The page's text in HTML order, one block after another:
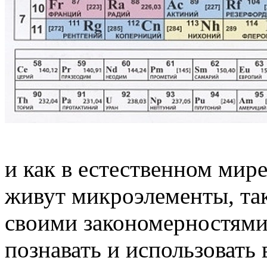
и как в естественном
живут микроэлементы,
своими
познавать и